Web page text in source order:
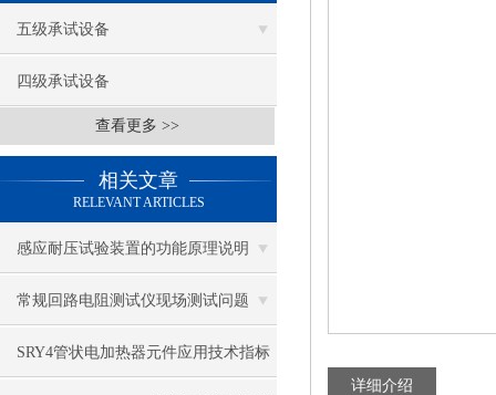
五级承试设备
四级承试设备
查看更多 >>
相关文章
RELEVANT ARTICLES
感应耐压试验装置的功能原理说明
常规回路电阻测试仪现场测试问题
​SRY4管状电加热器元件应用技术指标
详细介绍